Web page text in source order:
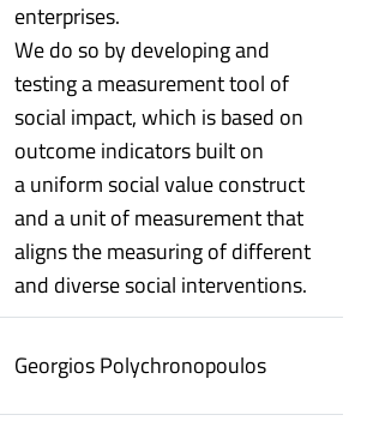
enterprises.
We do so by developing and
testing a measurement tool of
social impact, which is based on
outcome indicators built on
a uniform social value construct
and a unit of measurement that
aligns the measuring of different
and diverse social interventions.
Georgios Polychronopoulos